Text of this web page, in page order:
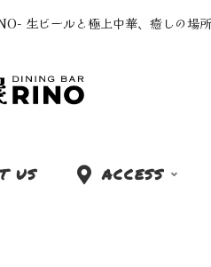
生ビールと極上中華、癒しの場
US ACCESS